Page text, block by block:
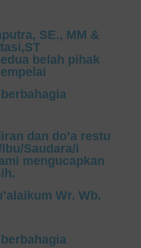
SE., MM &
belah pihak
berbahagia
dan do’a restu
Ibu/Saudara/i
mengucapkan
Wr. Wb.
berbahagia